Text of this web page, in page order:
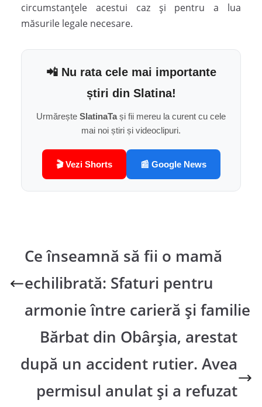
circumstanțele acestui caz și pentru a lua
măsurile legale necesare.
📲 Nu rata cele mai importante
știri din Slatina!
Urmărește SlatinaTași fii mereu la curent cu cele
mai noi știri și videoclipuri.
🎬 Vezi Shorts 📰 Google News
Ce înseamnă să fii o mamă
echilibrată: Sfaturi pentru
armonie între carieră și familie
Bărbat din Obârșia, arestat
după un accident rutier. Avea
permisul anulat și a refuzat